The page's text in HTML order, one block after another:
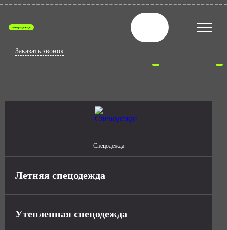
спецодежда
Заказать звонок
Спецодежда
Летняя спецодежда
Утепленная спецодежда